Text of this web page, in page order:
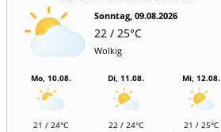
Sonntag, 09.08.2026
22 / 25°C
Wolkig
Mo, 10.08.
21 / 24°C
Di, 11.08.
22 / 24°C
Mi, 12.08.
21 / 25°C